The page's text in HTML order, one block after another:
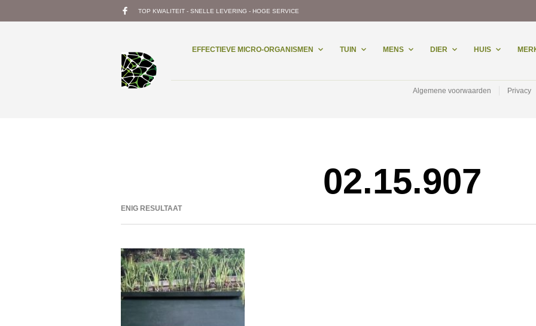
TOP KWALITEIT - SNELLE LEVERING - HOGE SERVICE
EFFECTIEVE MICRO-ORGANISMEN TUIN MENS DIER HUIS
Algemene voorwaarden Privacy
02.15.907
ENIG RESULTAAT